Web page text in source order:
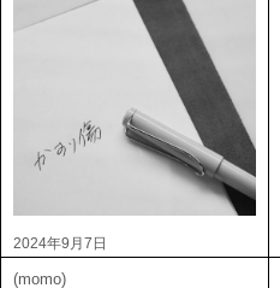
2024年9月7日
(momo)